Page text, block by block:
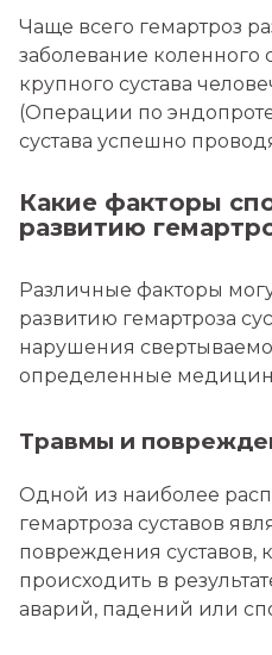
Чаще всего гемартроз
заболевание коленного
крупного сустава
(Операции по
сустава успешно
Какие факторы
развитию
Различные факторы
развитию гемартроза
нарушения
определенные
Травмы и
Одной из наиболее
гемартроза суставов
повреждения суставов,
происходить в
аварий, падений или